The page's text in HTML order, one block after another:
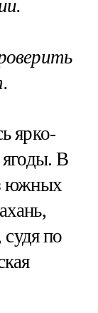
ярко-
В
южных
судя по